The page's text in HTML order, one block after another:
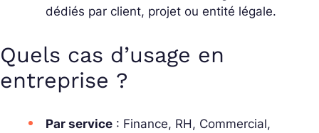
dédiés par client, projet ou entité légale.
Quels cas d’usage en
entreprise ?
Par service : Finance, RH, Commercial,